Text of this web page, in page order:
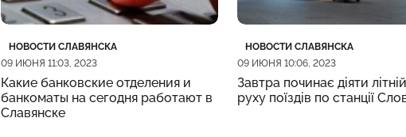
Категория
НОВОСТИ СЛАВЯНСКА
Дата публикации
09 ИЮНЯ 11:03, 2023
Какие банковские отделения и
банкоматы на сегодня работают в
Славянске
Категория
НОВОСТИ СЛАВЯНСКА
Дата публикации
09 ИЮНЯ 10:06, 2023
Завтра починає діяти
руху поїздів по станції